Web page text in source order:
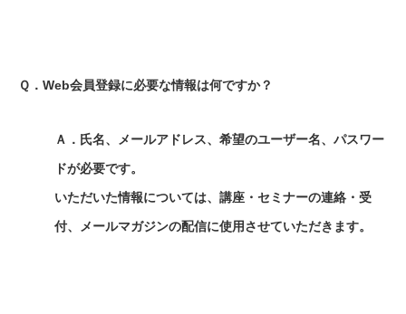
Ｑ．Web会員登録に必要な情報は何ですか？
Ａ．氏名、メールアドレス、希望のユーザー名、パスワー
ドが必要です。
いただいた情報については、講座・セミナーの連絡・受
付、メールマガジンの配信に使用させていただきます。